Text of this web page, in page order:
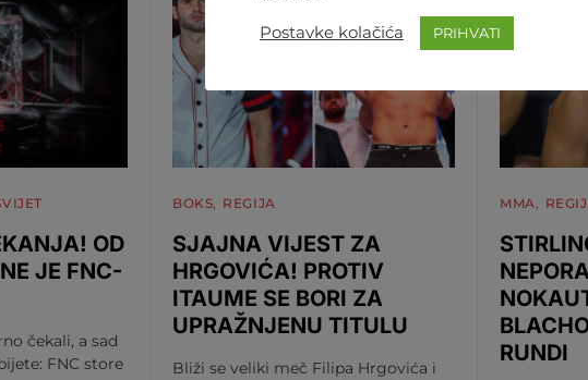
OD
JE FNC-
čekali, a sad
FNC store
BOKS REGIJA
SJAJNA VIJEST ZA
HRGOVIĆA! PROTIV
ITAUME SE BORI ZA
UPRAŽNJENU TITULU
Bliži se veliki meč Filipa Hrgovića i
MMA
RUNDI
Postavke kolačića PRIHVATI